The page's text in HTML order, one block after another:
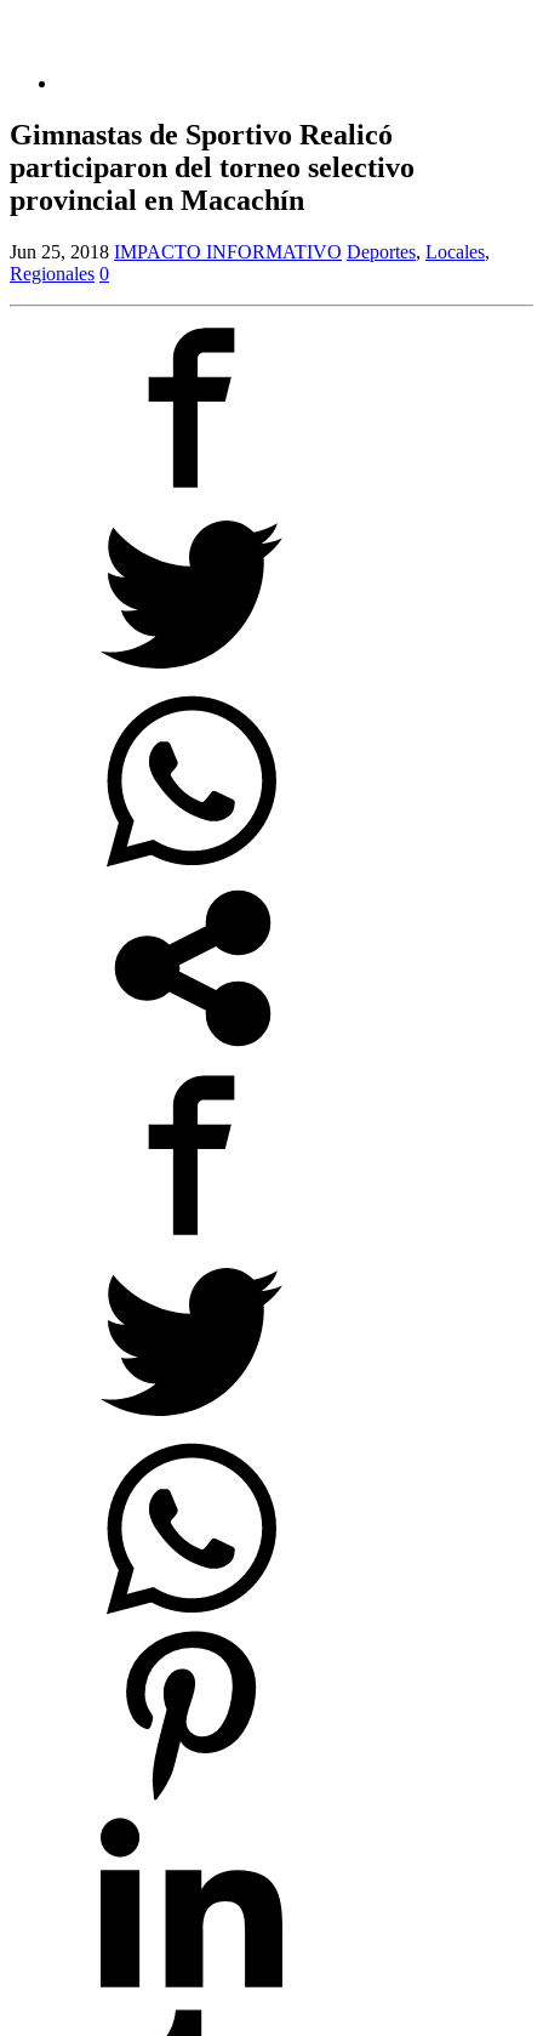
Gimnastas de Sportivo Realicó
participaron del torneo selectivo
provincial en Macachín
Jun 25, 2018 IMPACTO INFORMATIVO Deportes, Locales,
Regionales 0